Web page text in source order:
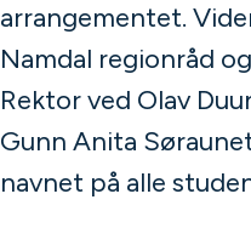
arrangementet.
Namdal regionråd
Rektor ved Olav
Gunn Anita
navnet på alle